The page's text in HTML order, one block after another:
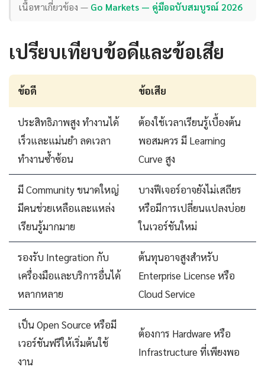
เนื้อหาเกี่ยวข้อง — Go Markets — คู่มือฉบับสมบูรณ์ 2026
เปรียบเทียบข้อดีและข้อเสีย
ข้อดี ข้อเสีย
ประสิทธิภาพสูง ทำงานได้
เร็วและแม่นยำ ลดเวลา
ทำงานซ้ำซ้อน
ต้องใช้เวลาเรียนรู้เบื้องต้น
พอสมควร มี Learning
Curve สูง
มี Community ขนาดใหญ่
มีคนช่วยเหลือและแหล่ง
เรียนรู้มากมาย
บางฟีเจอร์อาจยังไม่เสถียร
หรือมีการเปลี่ยนแปลงบ่อย
ในเวอร์ชันใหม่
รองรับ Integration กับ
เครื่องมือและบริการอื่นได้
หลากหลาย
ต้นทุนอาจสูงสำหรับ
Enterprise License หรือ
Cloud Service
เป็น Open Source หรือมี
เวอร์ชันฟรีให้เริ่มต้นใช้
งาน
ต้องการ Hardware หรือ
Infrastructure ที่เพียงพอ